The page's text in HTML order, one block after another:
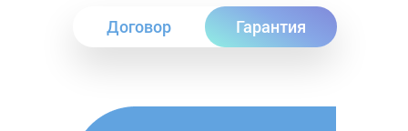
Договор Гарантия